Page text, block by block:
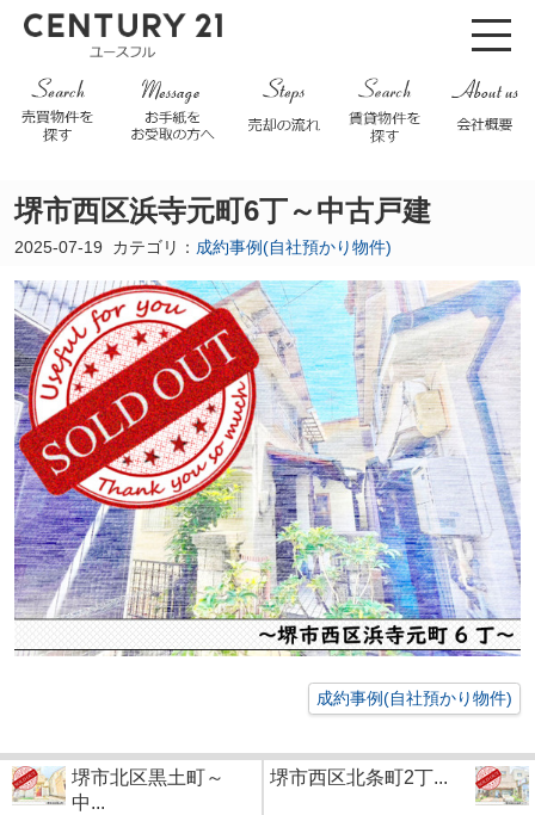
堺市西区浜寺元町6丁～中古戸建
2025-07-19 カテゴリ： 成約事例(自社預かり物件)
成約事例(自社預かり物件)
堺市北区黒土町～
中...
堺市西区北条町2丁...